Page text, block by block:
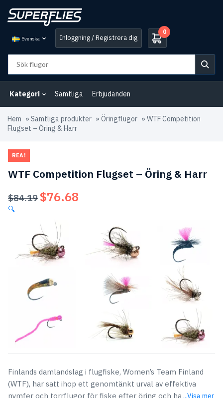
Svenska Inloggning / Registrera dig
0
Kategori Samtliga Erbjudanden
Hem » Samtliga produkter » Öringflugor » WTF Competition
Flugset – Öring & Harr
REA!
WTF Competition Flugset – Öring & Harr
$84.19 Det
var:
$84.19.
$76.68
$76.68.
🔍
Finlands damlandslag i flugfiske, Women’s Team Finland
(WTF), har satt ihop ett genomtänkt urval av effektiva
nymfer och torrflugor för fiske efter öring och ha ...Visa mer